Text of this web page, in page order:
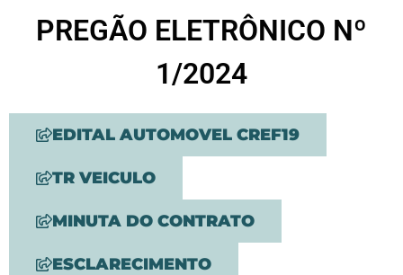
PREGÃO ELETRÔNICO Nº
1/2024
EDITAL AUTOMOVEL CREF19
TR VEICULO
MINUTA DO CONTRATO
ESCLARECIMENTO